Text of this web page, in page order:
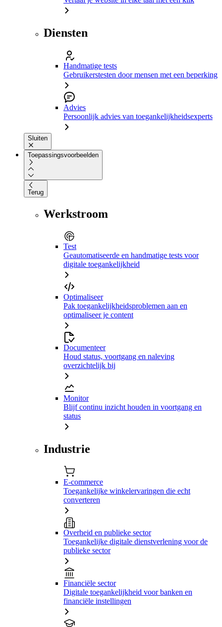
Diensten
Handmatige tests
Gebruikerstesten door mensen met een beperking
Advies
Persoonlijk advies van toegankelijkheidsexperts
Sluiten
Toepassingsvoorbeelden
Terug
Werkstroom
Test
Geautomatiseerde en handmatige tests voor
digitale toegankelijkheid
Optimaliseer
Pak toegankelijkheidsproblemen aan en
optimaliseer je content
Documenteer
Houd status, voortgang en naleving
overzichtelijk bij
Monitor
Blijf continu inzicht houden in voortgang en
status
Industrie
E-commerce
Toegankelijke winkelervaringen die echt
converteren
Overheid en publieke sector
Toegankelijke digitale dienstverlening voor de
publieke sector
Financiële sector
Digitale toegankelijkheid voor banken en
financiële instellingen